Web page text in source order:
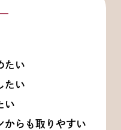
たい
たい
い
からも取りやすい